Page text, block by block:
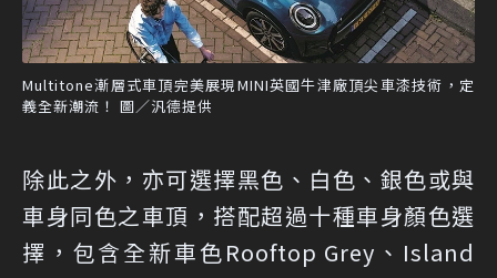
Multitone漸層式車頂完美展現MINI英國牛津廠頂尖車漆技術，定
義全新潮流！ 圖／汎德提供
除此之外，亦可選擇黑色、白色、銀色或與
車身同色之車頂，搭配超過十種車身顏色選
擇，包含全新車色Rooftop Grey、Island